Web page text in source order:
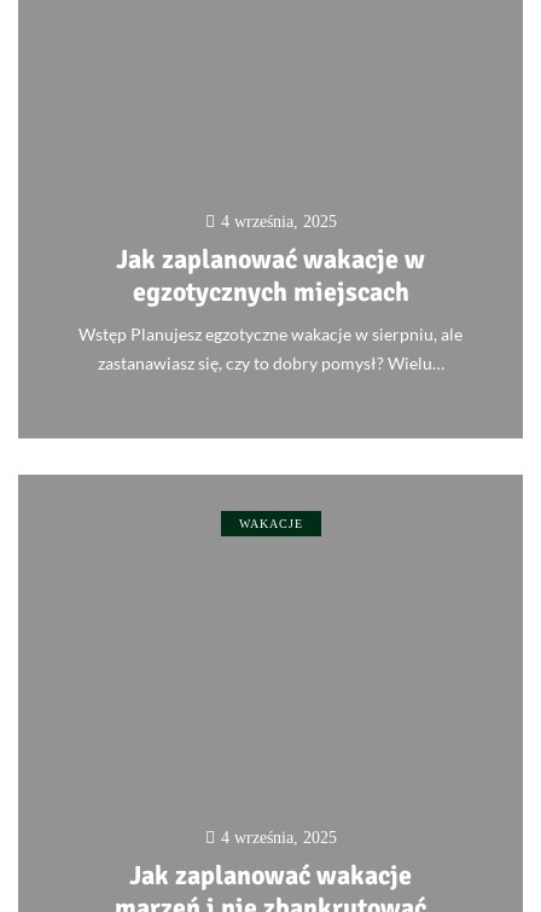
4 września, 2025
Jak zaplanować wakacje w
egzotycznych miejscach
Wstęp Planujesz egzotyczne wakacje w sierpniu, ale
zastanawiasz się, czy to dobry pomysł? Wielu…
WAKACJE
4 września, 2025
Jak zaplanować wakacje